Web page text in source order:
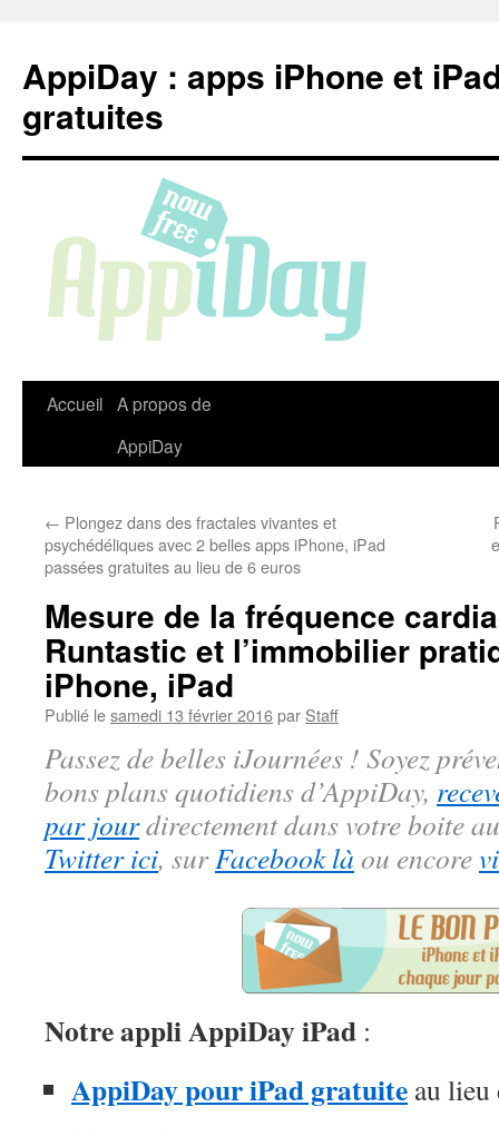
contenu
AppiDay : apps iPhone et
gratuites
Accueil A propos de
AppiDay
← Plongez dans des fractales vivantes et
psychédéliques avec 2 belles apps iPhone, iPad
passées gratuites au lieu de 6 euros
Mesure de la fréquence
Runtastic et l’immobilier
iPhone, iPad
Publié lesamedi 13 février 2016par Staff
Passez de belles iJournées ! Soyez
bons plans quotidiens d’AppiDay,
par jourdirectement dans votre boite
Twitter ici, surFacebook là ou encore
Notre appli AppiDay iPad :
AppiDay pour iPad gratuite au lieu